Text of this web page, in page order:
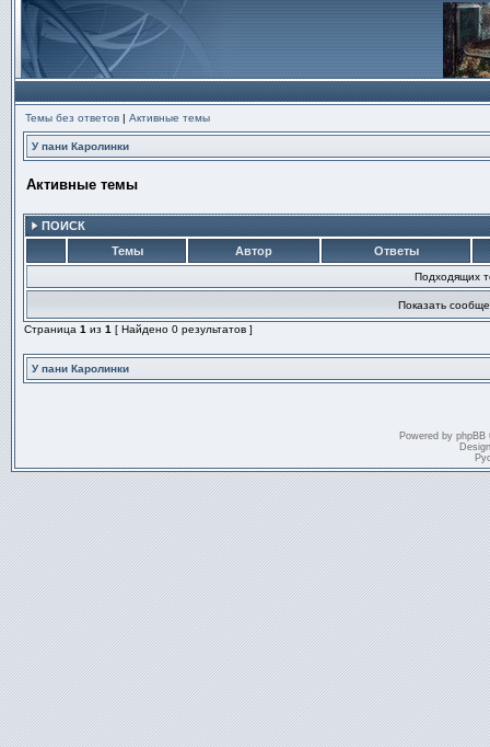
Темы без ответов | Активные темы
У пани Каролинки
Активные темы
ПОИСК
Темы
Автор Ответы
Подходящих
Показать
Страница 1 из 1 [ Найдено 0 результатов ]
У пани Каролинки
Powered by phpBB